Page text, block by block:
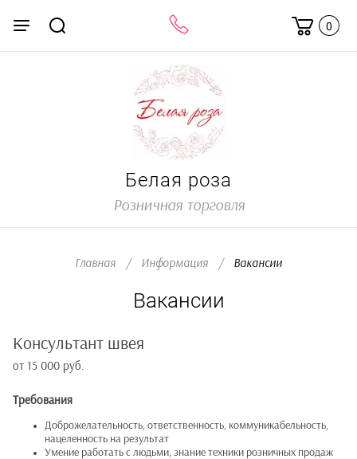
0
Белая роза
Розничная торговля
Главная / Информация /
  Вакансии
Вакансии
Консультант швея
от 15 000 руб.
Требования
Доброжелательность, ответственность, коммуникабельность,
нацеленность на результат
Умение работать с людьми, знание техники розничных продаж